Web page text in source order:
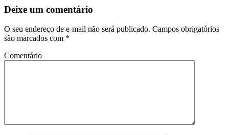
Deixe um comentário
O seu endereço de e-mail não será publicado. Campos obrigatórios
são marcados com *
Comentário